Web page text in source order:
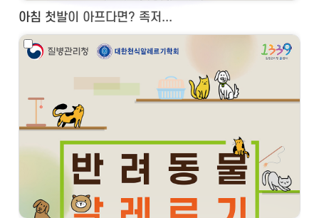
아침 첫발이 아프다면? 족저...